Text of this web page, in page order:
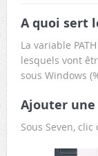
A quoi sert
La variable
lesquels vont
sous Windows
Ajouter une
Sous Seven,